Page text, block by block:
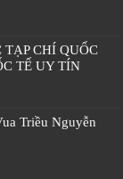
CHÍ QUỐC
TẾ UY TÍN
Triều Nguyễn